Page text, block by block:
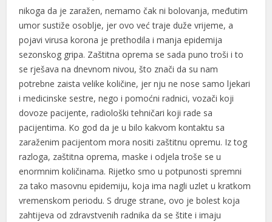
nikoga da je zaražen, nemamo čak ni bolovanja, međutim
umor sustiže osoblje, jer ovo već traje duže vrijeme, a
pojavi virusa korona je prethodila i manja epidemija
sezonskog gripa. Zaštitna oprema se sada puno troši i to
se rješava na dnevnom nivou, što znači da su nam
potrebne zaista velike količine, jer nju ne nose samo ljekari
i medicinske sestre, nego i pomoćni radnici, vozači koji
dovoze pacijente, radiološki tehničari koji rade sa
pacijentima. Ko god da je u bilo kakvom kontaktu sa
zaraženim pacijentom mora nositi zaštitnu opremu. Iz tog
razloga, zaštitna oprema, maske i odjela troše se u
enormnim količinama. Rijetko smo u potpunosti spremni
za tako masovnu epidemiju, koja ima nagli uzlet u kratkom
vremenskom periodu. S druge strane, ovo je bolest koja
zahtijeva od zdravstvenih radnika da se štite i imaju